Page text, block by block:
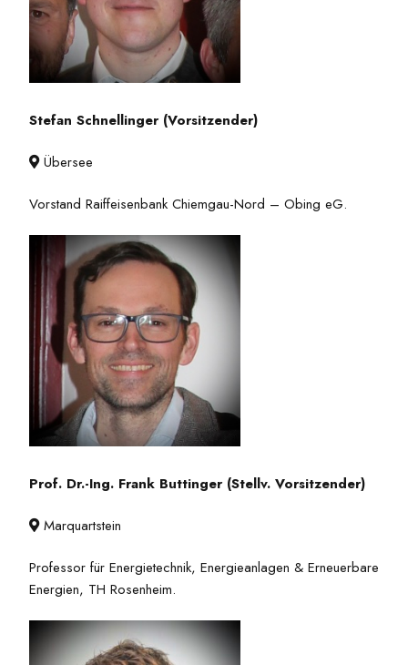
Stefan Schnellinger (Vorsitzender)
Übersee
Vorstand Raiffeisenbank Chiemgau-Nord – Obing eG.
Prof. Dr.-Ing. Frank Buttinger (Stellv. Vorsitzender)
Marquartstein
Professor für Energietechnik, Energieanlagen & Erneuerbare
Energien, TH Rosenheim.